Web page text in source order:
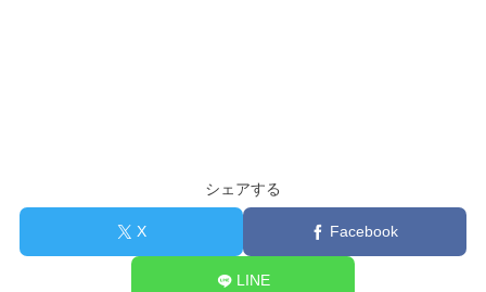
シェアする
X Facebook
LINE